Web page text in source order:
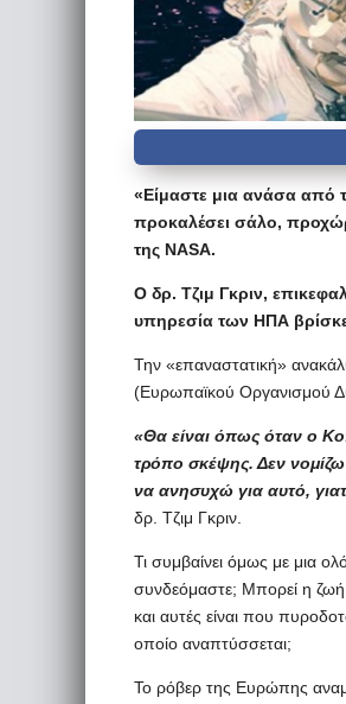
«Είμαστε μια ανάσα από
προκαλέσει σάλο,
της NASA.
Ο δρ. Τζιμ Γκριν,
υπηρεσία των ΗΠΑ
Την «επαναστατική»
(Ευρωπαϊκού Οργανισμού
«Θα είναι όπως όταν ο
τρόπο σκέψης. Δεν
να ανησυχώ για αυτό,
δρ. Τζιμ Γκριν.
Τι συμβαίνει όμως με μια
συνδεόμαστε; Μπορεί η
και αυτές είναι που
οποίο αναπτύσσεται;
Το ρόβερ της Ευρώπης